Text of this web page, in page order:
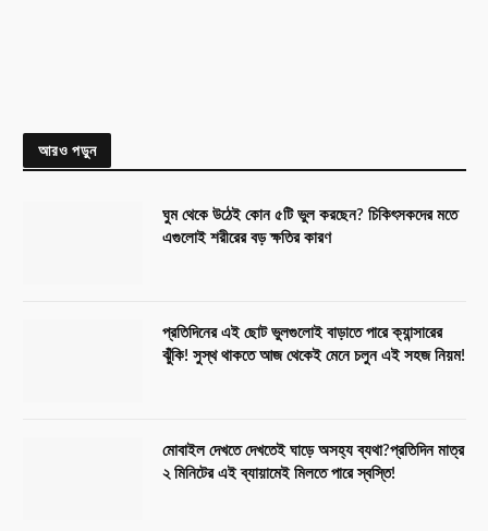
আরও পড়ুন
ঘুম থেকে উঠেই কোন ৫টি ভুল করছেন? চিকিৎসকদের মতে
এগুলোই শরীরের বড় ক্ষতির কারণ
প্রতিদিনের এই ছোট ভুলগুলোই বাড়াতে পারে ক্যান্সারের
ঝুঁকি! সুস্থ থাকতে আজ থেকেই মেনে চলুন এই সহজ নিয়ম!
মোবাইল দেখতে দেখতেই ঘাড়ে অসহ্য ব্যথা?প্রতিদিন মাত্র
২ মিনিটের এই ব্যায়ামেই মিলতে পারে স্বস্তি!